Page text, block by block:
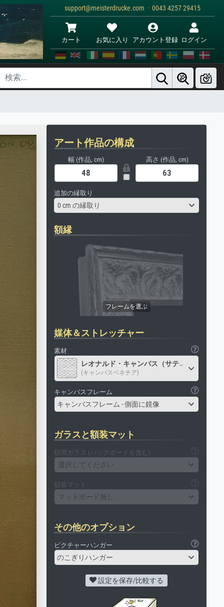
support@meisterdrucke.com · 0043 4257 29415
カート お気に入り アカウント登録 ログイン
アート作品の構成
幅 (作品, cm) 高さ (作品, cm)
追加の縁取り
0 cm の縁取り
額縁
媒体＆ストレッチャー
素材
レオナルド・キャンバス（サテン）
(キャンバスベネチア)
キャンバスフレーム
キャンバスフレーム - 側面に鏡像
ガラスと額装マット
額用ガラス (バックボードを含む)
選択してください
額装マット
マットボード無し
その他のオプション
ピクチャーハンガー
のこぎりハンガー
設定を保存/比較する